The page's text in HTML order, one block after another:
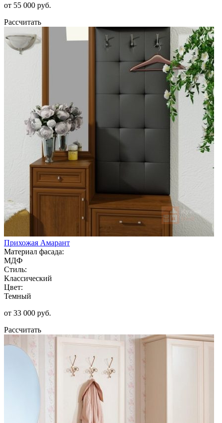
от 55 000 руб.
Рассчитать
Прихожая Амарант
Материал фасада:
МДФ
Стиль:
Классический
Цвет:
Темный
от 33 000 руб.
Рассчитать